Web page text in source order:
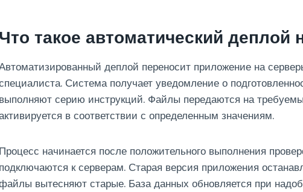
Что такое автоматический деплой
деплой переносит приложение на
Система получает уведомление о
выполняют серию инструкций. Файлы передаются на
в соответствии с определенным значениям.
Процесс начинается после положительного выполнения
подключаются к серверам. Старая версия приложения
вытесняют старые. База данных обновляется при